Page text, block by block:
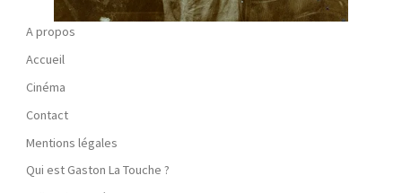
A propos
Accueil
Cinéma
Contact
Mentions légales
Qui est Gaston La Touche ?